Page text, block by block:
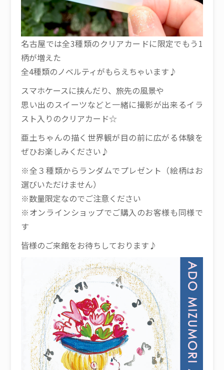
名古屋では全3種類のクリアカードに限定でもう1
柄が増えた
全4種類のノベルティがもらえちゃいます♪
スマホケースに挟んだり、旅先の風景や
思い出のスイーツなどと一緒に撮影が出来るイラ
スト入りのクリアカード☆
亜土ちゃんの描く世界観が目の前に広がる体験を
ぜひお楽しみください♪
※全３種類からランダムでプレゼント（絵柄はお
選びいただけません）
※数量限定なのでご注意ください
※オンラインショップでご購入のお客様も同様で
す
皆様のご来館をお待ちしております♪